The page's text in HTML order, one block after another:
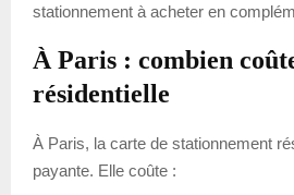
stationnement à acheter en
À Paris : combien
résidentielle
À Paris, la carte de stationnement
payante. Elle coûte :